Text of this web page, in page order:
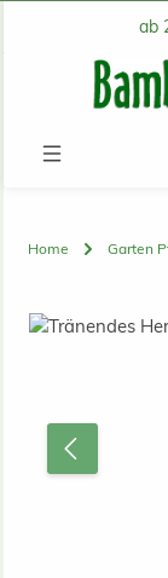
Zum Hauptinhaltab
Home Garten
Bildergalerie